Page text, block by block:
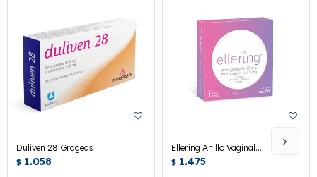
Duliven 28 Grageas
$ 1.058
Ellering Anillo Vaginal
Anticonceptivo
$ 1.475